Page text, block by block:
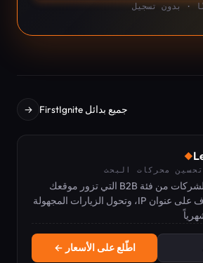
جميع بدائل FirstIgnite →
◆
محركات البحث
تحدد Leadfeeder الشركات من فئة B2B التي تزور موقعك
الإلكتروني عبر التعرف على عنوان IP، وتحول الزيارات المجهولة
اطّلع على الأسعار ←